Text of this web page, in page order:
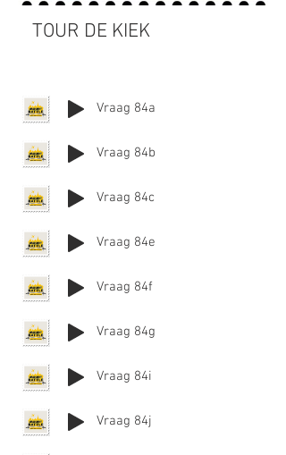
TOUR DE KIEK
Vraag 84a
Vraag 84b
Vraag 84c
Vraag 84e
Vraag 84f
Vraag 84g
Vraag 84i
Vraag 84j